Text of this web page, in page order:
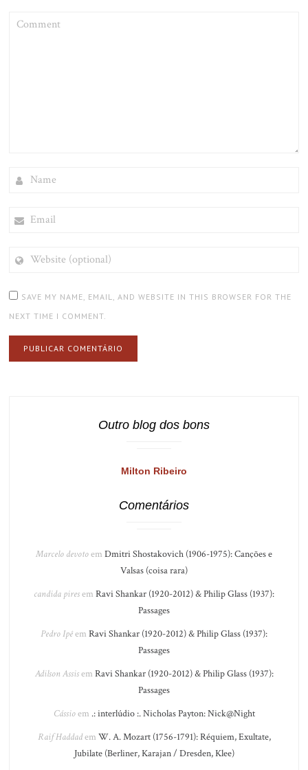
(OPTIONAL)
SAVE MY NAME, EMAIL, AND WEBSITE IN THIS BROWSER FOR THE
NEXT TIME I COMMENT.
Outro blog dos bons
Milton Ribeiro
Comentários
Marcelo devotoem Dmitri Shostakovich (1906-1975): Canções e
Valsas (coisa rara)
candida piresem Ravi Shankar (1920-2012) & Philip Glass (1937):
Passages
Pedro Ipêem Ravi Shankar (1920-2012) & Philip Glass (1937):
Passages
Adilson Assisem Ravi Shankar (1920-2012) & Philip Glass (1937):
Passages
Cássioem .: interlúdio :. Nicholas Payton: Nick@Night
Raif Haddadem W. A. Mozart (1756-1791): Réquiem, Exultate,
Jubilate (Berliner, Karajan / Dresden, Klee)